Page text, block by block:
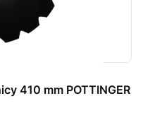
410 mm POTTINGER